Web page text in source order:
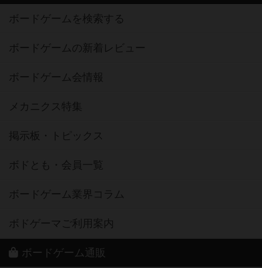
ボードゲームを検索する
ボードゲームの新着レビュー
ボードゲーム会情報
メカニクス特集
掲示板・トピックス
ボドとも・会員一覧
ボードゲーム業界コラム
ボドゲーマご利用案内
ボードゲーム通販